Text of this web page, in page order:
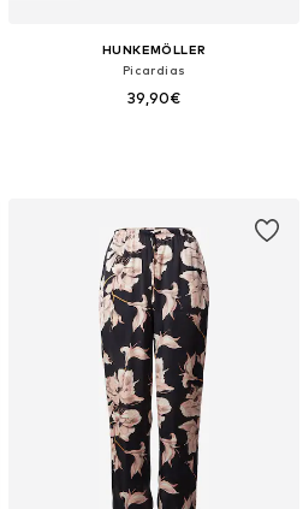
HUNKEMÖLLER
Picardias
39,90€